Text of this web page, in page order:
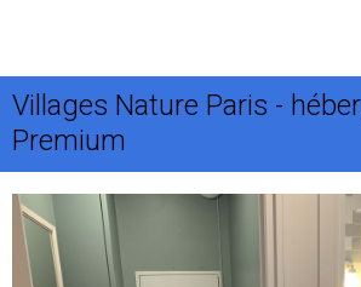
Villages Nature Paris -
Premium